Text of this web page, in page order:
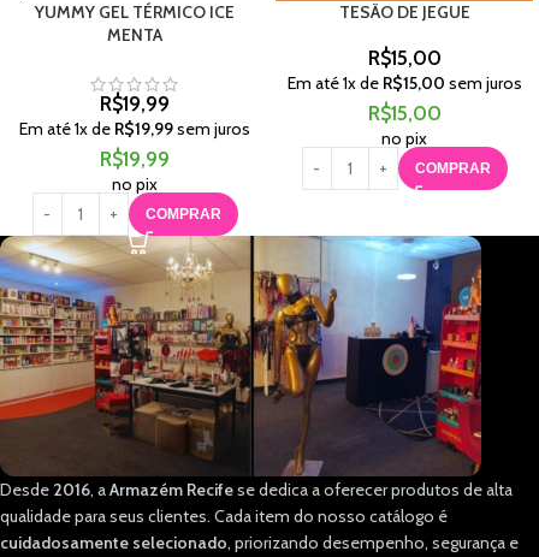
YUMMY GEL TÉRMICO ICE
MENTA
R$19,99
Em até1x de R$19,99sem juros
R$19,99
no pix
COMPRAR
TESÃO DE JEGUE
R$15,00
Em até1x de R$15,00 sem juros
R$15,00
no pix
COMPRAR
Desde 2016, aArmazém Recifese dedica a oferecer produtos de alta
qualidade para seus clientes. Cada item do nosso catálogo é
cuidadosamente selecionado, priorizando desempenho, segurança e